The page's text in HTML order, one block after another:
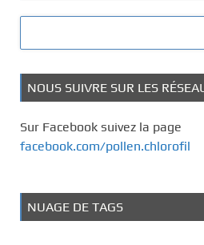
NOUS SUIVRE SUR LES
Sur Facebook suivez la page
facebook.com/pollen.chlorofil
NUAGE DE TAGS